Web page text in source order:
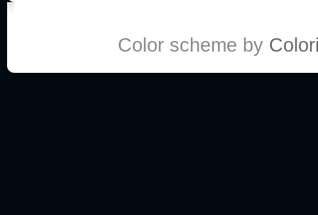
Salut tout le monde ! Je me fais un petit après
Color scheme by